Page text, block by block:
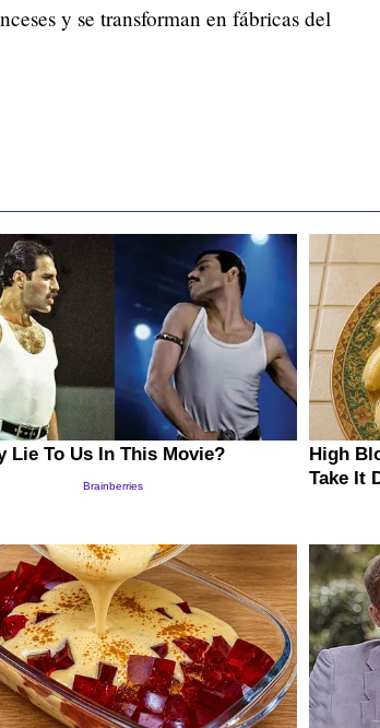
y se transforman en fábricas del